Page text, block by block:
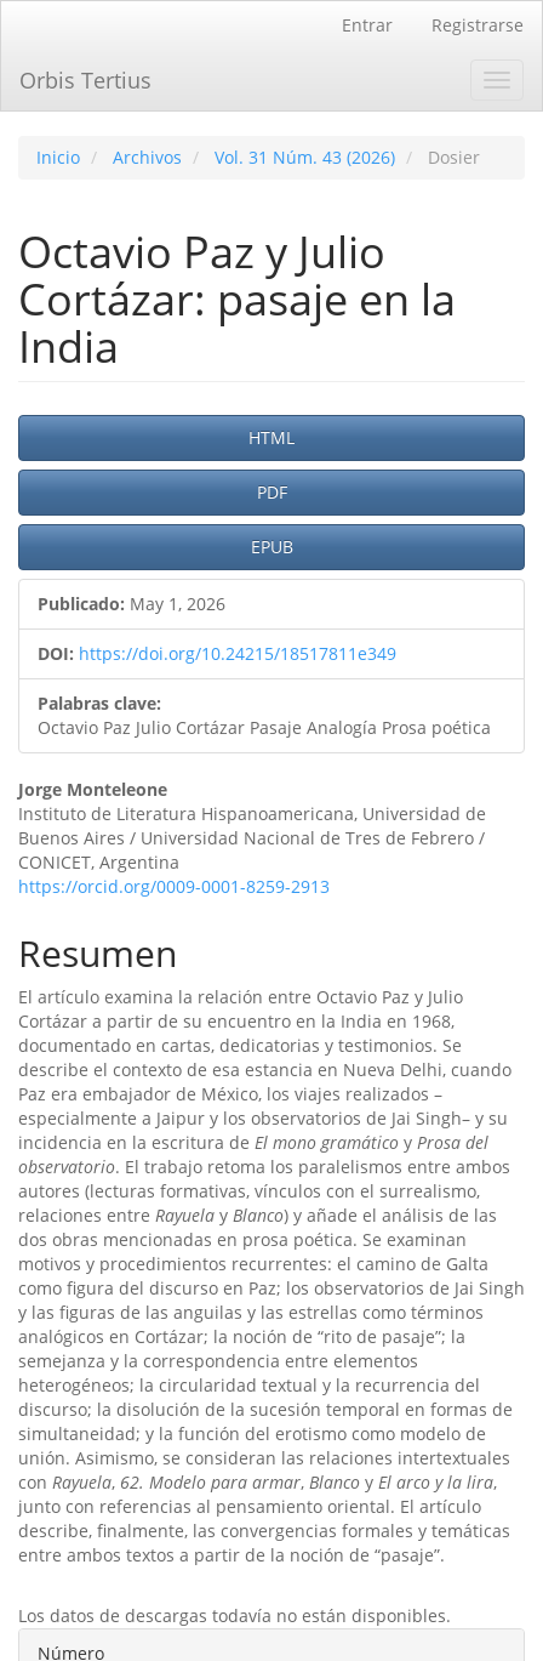
principal
Barra
Entrar Registrarse
Orbis Tertius
Inicio Archivos Vol. 31 Núm. 43 (2026) Dosier
Octavio Paz y Julio
Cortázar: pasaje en la
India
Barra
lateral
del
artículo
HTML
PDF
EPUB
Publicado: May 1, 2026
DOI: https://doi.org/10.24215/18517811e349
Palabras clave:
Octavio Paz Julio Cortázar Pasaje Analogía Prosa poética
Contenido
principal
del
Jorge Monteleone
Instituto de Literatura Hispanoamericana, Universidad de
Buenos Aires / Universidad Nacional de Tres de Febrero /
CONICET, Argentina
https://orcid.org/0009-0001-8259-2913
Resumen
El artículo examina la relación entre Octavio Paz y Julio
Cortázar a partir de su encuentro en la India en 1968,
documentado en cartas, dedicatorias y testimonios. Se
describe el contexto de esa estancia en Nueva Delhi, cuando
Paz era embajador de México, los viajes realizados –
especialmente a Jaipur y los observatorios de Jai Singh– y su
incidencia en la escritura de El mono gramático y Prosa del
observatorio. El trabajo retoma los paralelismos entre ambos
autores (lecturas formativas, vínculos con el surrealismo,
relaciones entre Rayuela y Blanco) y añade el análisis de las
dos obras mencionadas en prosa poética. Se examinan
motivos y procedimientos recurrentes: el camino de Galta
como figura del discurso en Paz; los observatorios de Jai Singh
y las figuras de las anguilas y las estrellas como términos
analógicos en Cortázar; la noción de “rito de pasaje”; la
semejanza y la correspondencia entre elementos
heterogéneos; la circularidad textual y la recurrencia del
discurso; la disolución de la sucesión temporal en formas de
simultaneidad; y la función del erotismo como modelo de
unión. Asimismo, se consideran las relaciones intertextuales
con Rayuela, 62. Modelo para armar, Blanco y El arco y la lira,
junto con referencias al pensamiento oriental. El artículo
describe, finalmente, las convergencias formales y temáticas
entre ambos textos a partir de la noción de “pasaje”.
Los datos de descargas todavía no están disponibles.
Detalles
Número